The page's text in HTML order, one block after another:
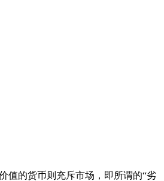
值的货币则充斥市场，即所谓的“劣